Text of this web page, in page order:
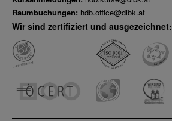
Raumbuchungen: hdb.office@dibk.at
Wir sind zertifiziert und ausgezeichnet: